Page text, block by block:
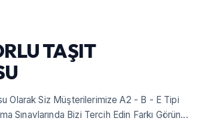
TAŞIT
Olarak Siz Müşterilerimize A2 - B - E Tipi
Sınavlarında Bizi Tercih Edin Farkı Görün...